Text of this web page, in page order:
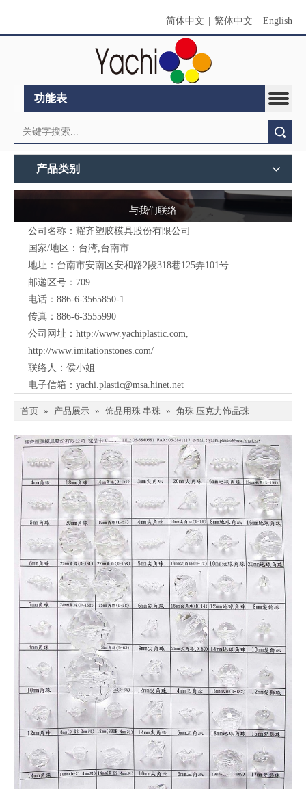
简体中文 繁体中文 English
功能表
产品类别
与我们联络
公司名称：耀齐塑胶模具股份有限公司
国家/地区：台湾,台南市
地址：台南市安南区安和路2段318巷125弄101号
邮递区号：709
电话：886-6-3565850-1
传真：886-6-3555990
公司网址： http://www.yachiplastic.com
http://www.imitationstones.com/
联络人：侯小姐
电子信箱： yachi.plastic@msa.hinet.net
首页 » 产品展示 » 饰品用珠 串珠 » 角珠 压克力饰品珠